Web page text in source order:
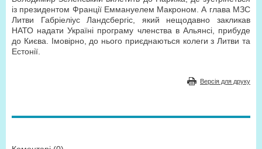
із президентом Франції Еммануелем Макроном. А глава МЗС
Литви Габріеліус Ландсбергіс, який нещодавно закликав
НАТО надати Україні програму членства в Альянсі, прибуде
до Києва. Імовірно, до нього приєднаються колеги з Литви та
Естонії.
Версія для друку